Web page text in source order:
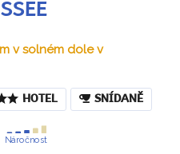
v solném dole v
HOTEL SNÍDANĚ
Náročnost